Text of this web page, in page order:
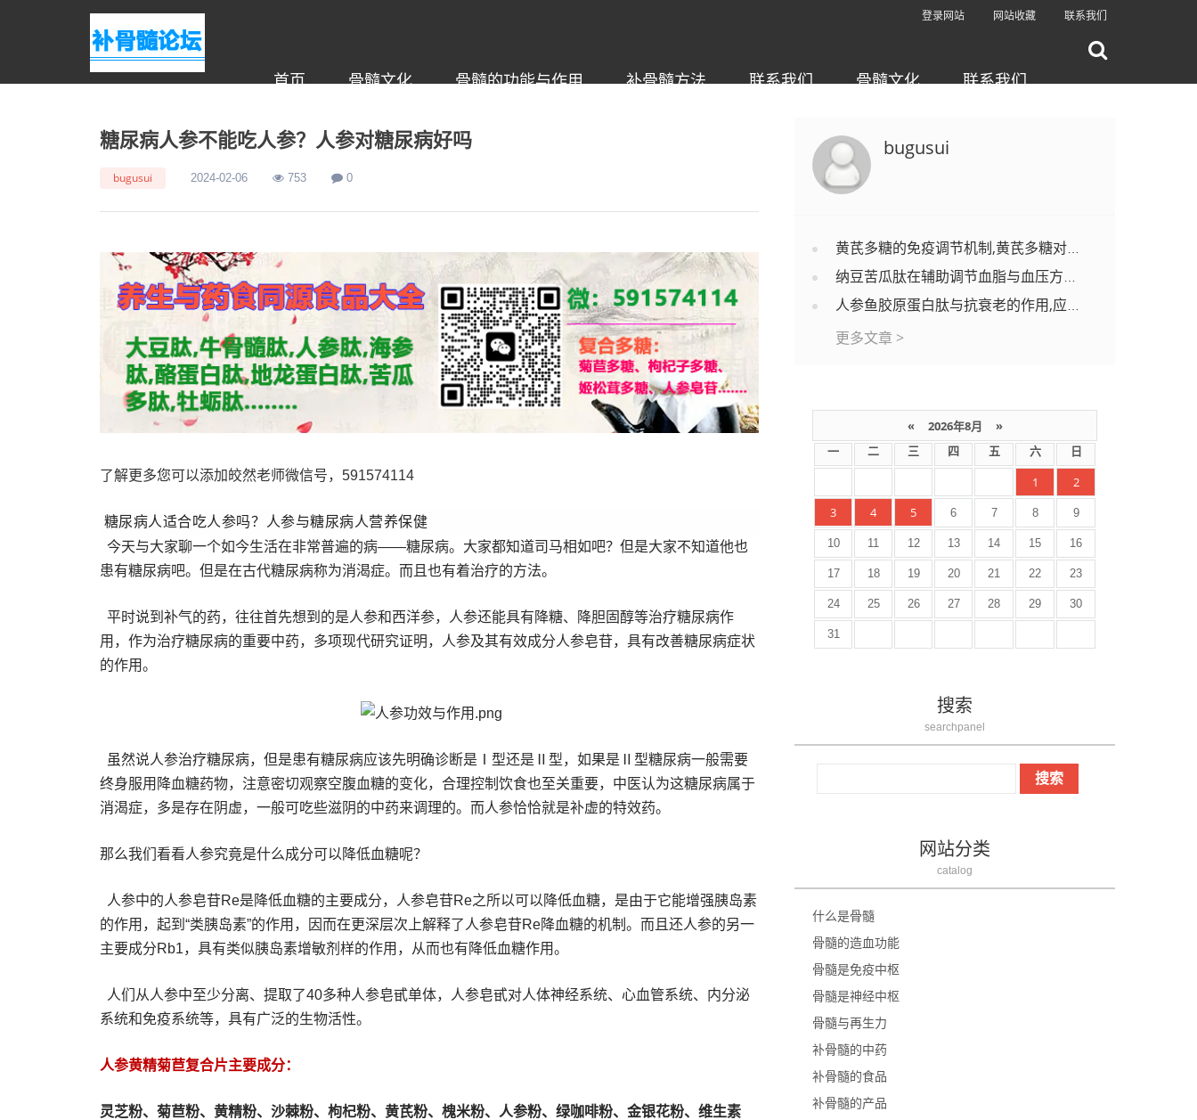
登录网站 网站收藏 联系我们
首页 骨髓文化 骨髓的功能与作用 补骨髓方法 联系我们 骨髓文化 联系我们
糖尿病人参不能吃人参？人参对糖尿病好吗
bugusui 2024-02-06 753 0
了解更多您可以添加皎然老师微信号，591574114
糖尿病人适合吃人参吗？人参与糖尿病人营养保健
今天与大家聊一个如今生活在非常普遍的病——糖尿病。大家都知道司马相如吧？但是大家不知道他也
患有糖尿病吧。但是在古代糖尿病称为消渴症。而且也有着治疗的方法。
平时说到补气的药，往往首先想到的是人参和西洋参，人参还能具有降糖、降胆固醇等治疗糖尿病作
用，作为治疗糖尿病的重要中药，多项现代研究证明，人参及其有效成分人参皂苷，具有改善糖尿病症状
的作用。
虽然说人参治疗糖尿病，但是患有糖尿病应该先明确诊断是Ⅰ型还是Ⅱ型，如果是Ⅱ型糖尿病一般需要
终身服用降血糖药物，注意密切观察空腹血糖的变化，合理控制饮食也至关重要，中医认为这糖尿病属于
消渴症，多是存在阴虚，一般可吃些滋阴的中药来调理的。而人参恰恰就是补虚的特效药。
那么我们看看人参究竟是什么成分可以降低血糖呢？
人参中的人参皂苷Re是降低血糖的主要成分，人参皂苷Re之所以可以降低血糖，是由于它能增强胰岛素
的作用，起到“类胰岛素”的作用，因而在更深层次上解释了人参皂苷Re降血糖的机制。而且还人参的另一
主要成分Rb1，具有类似胰岛素增敏剂样的作用，从而也有降低血糖作用。
人们从人参中至少分离、提取了40多种人参皂甙单体，人参皂甙对人体神经系统、心血管系统、内分泌
系统和免疫系统等，具有广泛的生物活性。
人参黄精菊苣复合片主要成分：
灵芝粉、 菊苣粉、 黄精粉、沙棘粉、枸杞粉、黄芪粉、槐米粉、人参粉、绿咖啡粉、金银花粉、维生素
bugusui
黄芪多糖的免疫调节机制,黄芪多糖对调节免疫功能有效果吗？
纳豆苦瓜肽在辅助调节血脂与血压方面的应用分析
人参鱼胶原蛋白肽与抗衰老的作用,应用效果怎么样？
更多文章 >
« 2026年8月 »
一 二 三 四 五 六 日
1
2
3
4 5 6 7 8 9
10 11 12 13 14 15 16
17 18 19 20 21 22 23
24 25 26 27 28 29 30
31
搜索
searchpanel
网站分类
catalog
什么是骨髓
骨髓的造血功能
骨髓是免疫中枢
骨髓是神经中枢
骨髓与再生力
补骨髓的中药
补骨髓的食品
补骨髓的产品